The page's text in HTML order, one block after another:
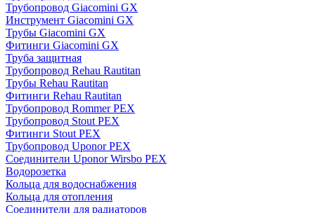
Трубопровод Giacomini GX
Инструмент Giacomini GX
Трубы Giacomini GX
Фитинги Giacomini GX
Труба защитная
Трубопровод Rehau Rautitan
Трубы Rehau Rautitan
Фитинги Rehau Rautitan
Трубопровод Rommer PEX
Трубопровод Stout PEX
Фитинги Stout PEX
Трубопровод Uponor PEX
Соединители Uponor Wirsbo PEX
Водорозетка
Кольца для водоснабжения
Кольца для отопления
Соединители для радиаторов